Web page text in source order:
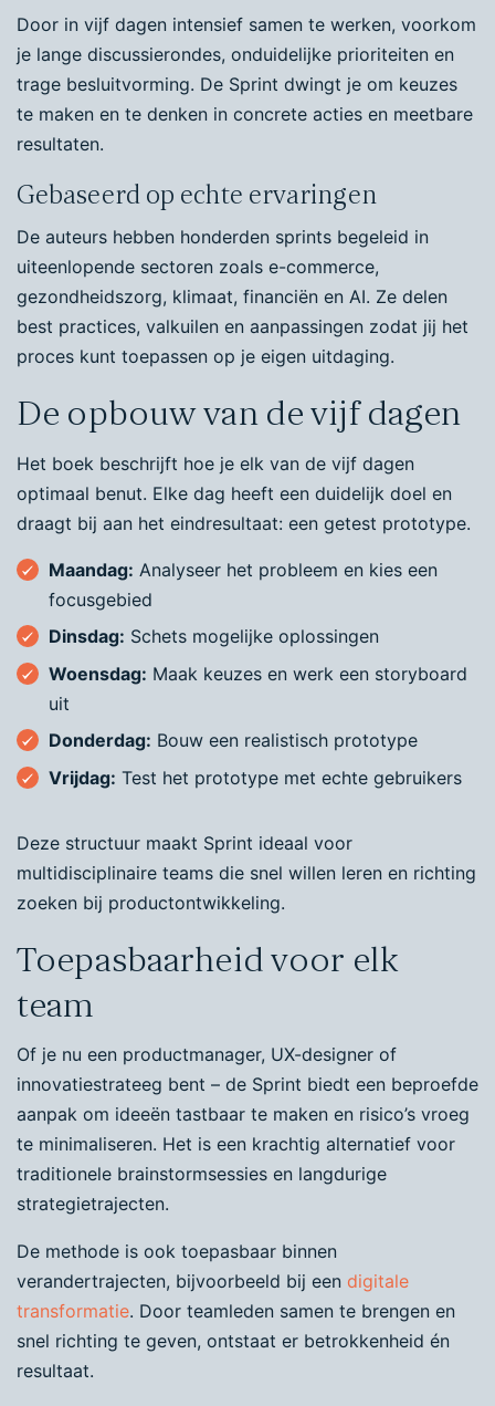
Door in vijf dagen intensief samen te werken, voorkom
je lange discussierondes, onduidelijke prioriteiten en
trage besluitvorming. De Sprint dwingt je om keuzes
te maken en te denken in concrete acties en meetbare
resultaten.
Gebaseerd op echte ervaringen
De auteurs hebben honderden sprints begeleid in
uiteenlopende sectoren zoals e-commerce,
gezondheidszorg, klimaat, financiën en AI. Ze delen
best practices, valkuilen en aanpassingen zodat jij het
proces kunt toepassen op je eigen uitdaging.
De opbouw van de vijf dagen
Het boek beschrijft hoe je elk van de vijf dagen
optimaal benut. Elke dag heeft een duidelijk doel en
draagt bij aan het eindresultaat: een getest prototype.
Maandag: Analyseer het probleem en kies een
focusgebied
Dinsdag: Schets mogelijke oplossingen
Woensdag: Maak keuzes en werk een storyboard
uit
Donderdag: Bouw een realistisch prototype
Vrijdag: Test het prototype met echte gebruikers
Deze structuur maakt Sprint ideaal voor
multidisciplinaire teams die snel willen leren en richting
zoeken bij productontwikkeling.
Toepasbaarheid voor elk
team
Of je nu een productmanager, UX-designer of
innovatiestrateeg bent – de Sprint biedt een beproefde
aanpak om ideeën tastbaar te maken en risico’s vroeg
te minimaliseren. Het is een krachtig alternatief voor
traditionele brainstormsessies en langdurige
strategietrajecten.
De methode is ook toepasbaar binnen
verandertrajecten, bijvoorbeeld bij een digitale
transformatie. Door teamleden samen te brengen en
snel richting te geven, ontstaat er betrokkenheid én
resultaat.